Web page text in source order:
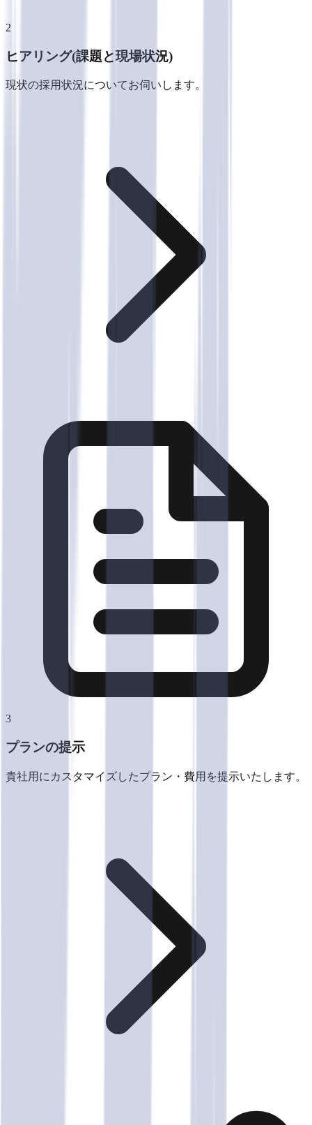
2
ヒアリング(課題と現場状況)
現状の採用状況についてお伺いします。
3
プランの提示
貴社用にカスタマイズしたプラン・費用を提示いたします。